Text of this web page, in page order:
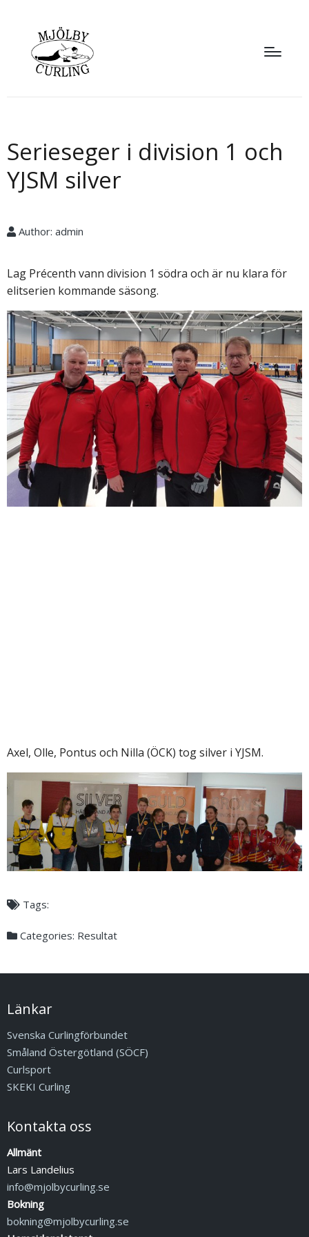
Serieseger i division 1 och
YJSM silver
Author: admin
Lag Précenth vann division 1 södra och är nu klara för
elitserien kommande säsong.
Axel, Olle, Pontus och Nilla (ÖCK) tog silver i YJSM.
Tags:
Categories: Resultat
Länkar
Svenska Curlingförbundet
Småland Östergötland (SÖCF)
Curlsport
SKEKI Curling
Kontakta oss
Allmänt
Lars Landelius
info@mjolbycurling.se
Bokning
bokning@mjolbycurling.se